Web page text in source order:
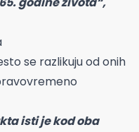
se razlikuju od onih
isti je kod oba